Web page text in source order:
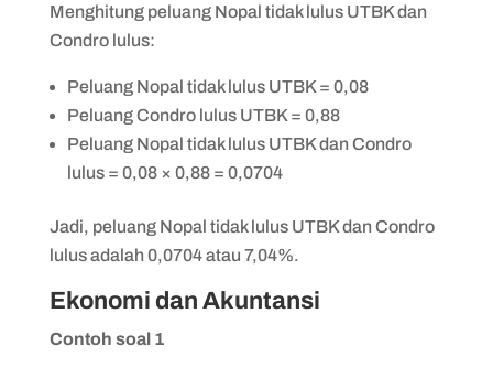
Menghitung peluang Nopal tidak lulus UTBK dan
Condro lulus:
Peluang Nopal tidak lulus UTBK = 0,08
Peluang Condro lulus UTBK = 0,88
Peluang Nopal tidak lulus UTBK dan Condro
lulus = 0,08 × 0,88 = 0,0704
Jadi, peluang Nopal tidak lulus UTBK dan Condro
lulus adalah 0,0704 atau 7,04%.
Ekonomi dan Akuntansi
Contoh soal 1